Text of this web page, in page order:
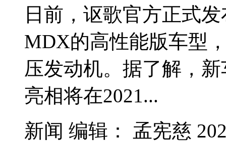
日前，讴歌官方正式
MDX的高性能版车型
压发动机。据了解，
亮相将在2021...
新闻 编辑： 孟宪慈